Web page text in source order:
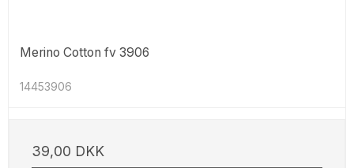
Merino Cotton fv 3906
14453906
39,00 DKK